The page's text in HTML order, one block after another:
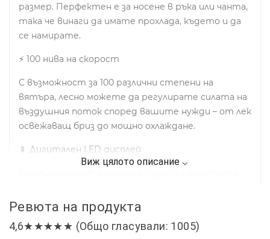
размер. Перфектен е за носене в ръка или чанта,
така че винаги да имате прохлада, където и да
се намирате.
⚡ 100 нива на скорост
С възможност за 100 различни степени на
вятъра, лесно можете да регулирате силата на
въздушния поток според вашите нужди – от лек
освежаващ бриз до мощно охлаждане.
📱 Дигитален LED дисплей
текущата скорост, за да имате пълен контрол
по всяко време.
Ревюта на продукта
4,6★★★★★ (Общо гласували: 1005)